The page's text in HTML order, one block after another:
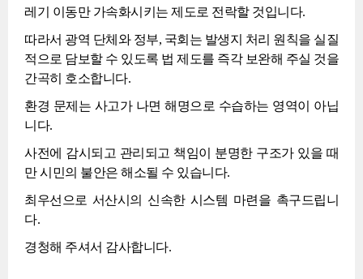
레기 이동만 가속화시키는 제도로 전락할 것입니다.
따라서 광역 단체와 정부, 국회는 발생지 처리 원칙을 실질
적으로 담보할 수 있도록 법 제도를 즉각 보완해 주실 것을
간곡히 호소합니다.
환경 문제는 사고가 나면 해명으로 수습하는 영역이 아닙
니다.
사전에 감시되고 관리되고 책임이 분명한 구조가 있을 때
만 시민의 불안은 해소될 수 있습니다.
최우선으로 서산시의 신속한 시스템 마련을 촉구드립니
다.
경청해 주셔서 감사합니다.